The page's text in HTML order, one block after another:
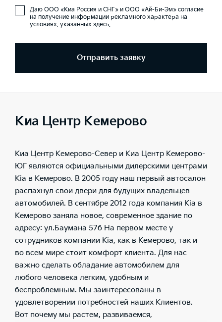
Даю ООО «Киа Россия и СНГ» и ООО «Ай-Би-Эм» согласие
на получение информации рекламного характера на
условиях, указанных здесь.
Отправить заявку
Киа Центр Кемерово
Киа Центр Кемерово-Север и Киа Центр Кемерово-
ЮГ являются официальными дилерскими центрами
Kia в Кемерово. В 2005 году наш первый автосалон
распахнул свои двери для будущих владельцев
автомобилей. В сентябре 2012 года компания Kia в
Кемерово заняла новое, современное здание по
адресу: ул.Баумана 57б На первом месте у
сотрудников компании Kia, как в Кемерово, так и
во всем мире стоит комфорт клиента. Для нас
важно сделать обладание автомобилем для
любого человека легким, удобным и
беспроблемным. Мы заинтересованы в
удовлетворении потребностей наших Клиентов.
Вот почему мы растем, развиваемся,